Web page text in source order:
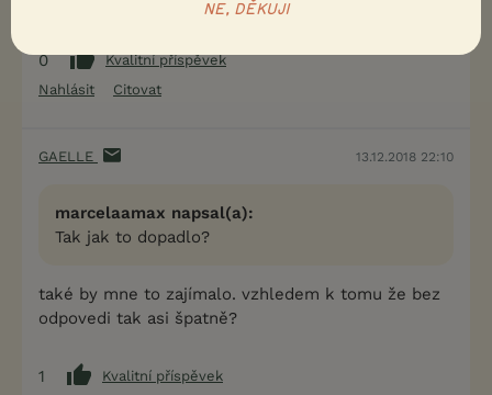
0
Kvalitní příspěvek
Nahlásit
Citovat
GAELLE 13.12.2018 22:10
marcelaamax napsal(a):
Tak jak to dopadlo?
také by mne to zajímalo. vzhledem k tomu že bez
odpovedi tak asi špatně?
1
Kvalitní příspěvek
NE, DĚKUJI